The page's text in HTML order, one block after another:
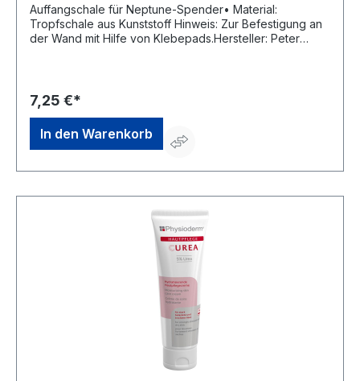
Auffangschale für Neptune-Spender• Material:
Tropfschale aus Kunststoff Hinweis: Zur Befestigung an
der Wand mit Hilfe von Klebepads.Hersteller: Peter
7,25 €*
In den Warenkorb